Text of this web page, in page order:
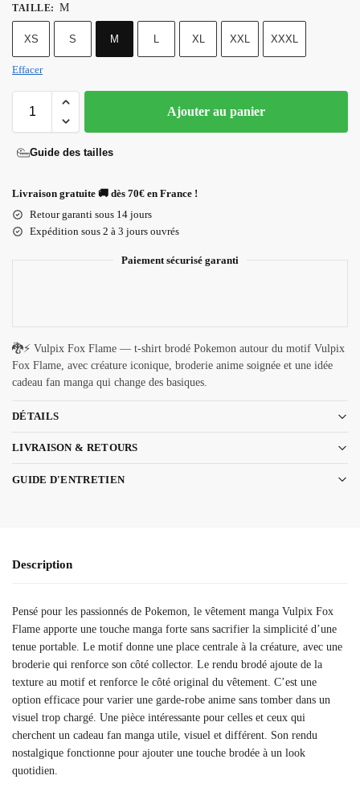
TAILLE: M
XS S M L XL XXL XXXL
Effacer
Ajouter au panier
Guide des tailles
Livraison gratuite 🚚 dès 70€ en France !
Retour garanti sous 14 jours
Expédition sous 2 à 3 jours ouvrés
Paiement sécurisé garanti
🐉⚡ Vulpix Fox Flame — t-shirt brodé Pokemon autour du motif Vulpix
Fox Flame, avec créature iconique, broderie anime soignée et une idée
cadeau fan manga qui change des basiques.
DÉTAILS
LIVRAISON & RETOURS
GUIDE D'ENTRETIEN
Description
Pensé pour les passionnés de Pokemon, le vêtement manga Vulpix Fox
Flame apporte une touche manga forte sans sacrifier la simplicité d’une
tenue portable. Le motif donne une place centrale à la créature, avec une
broderie qui renforce son côté collector. Le rendu brodé ajoute de la
texture au motif et renforce le côté original du vêtement. C’est une
option efficace pour varier une garde-robe anime sans tomber dans un
visuel trop chargé. Une pièce intéressante pour celles et ceux qui
cherchent un cadeau fan manga utile, visuel et différent. Son rendu
nostalgique fonctionne pour ajouter une touche brodée à un look
quotidien.